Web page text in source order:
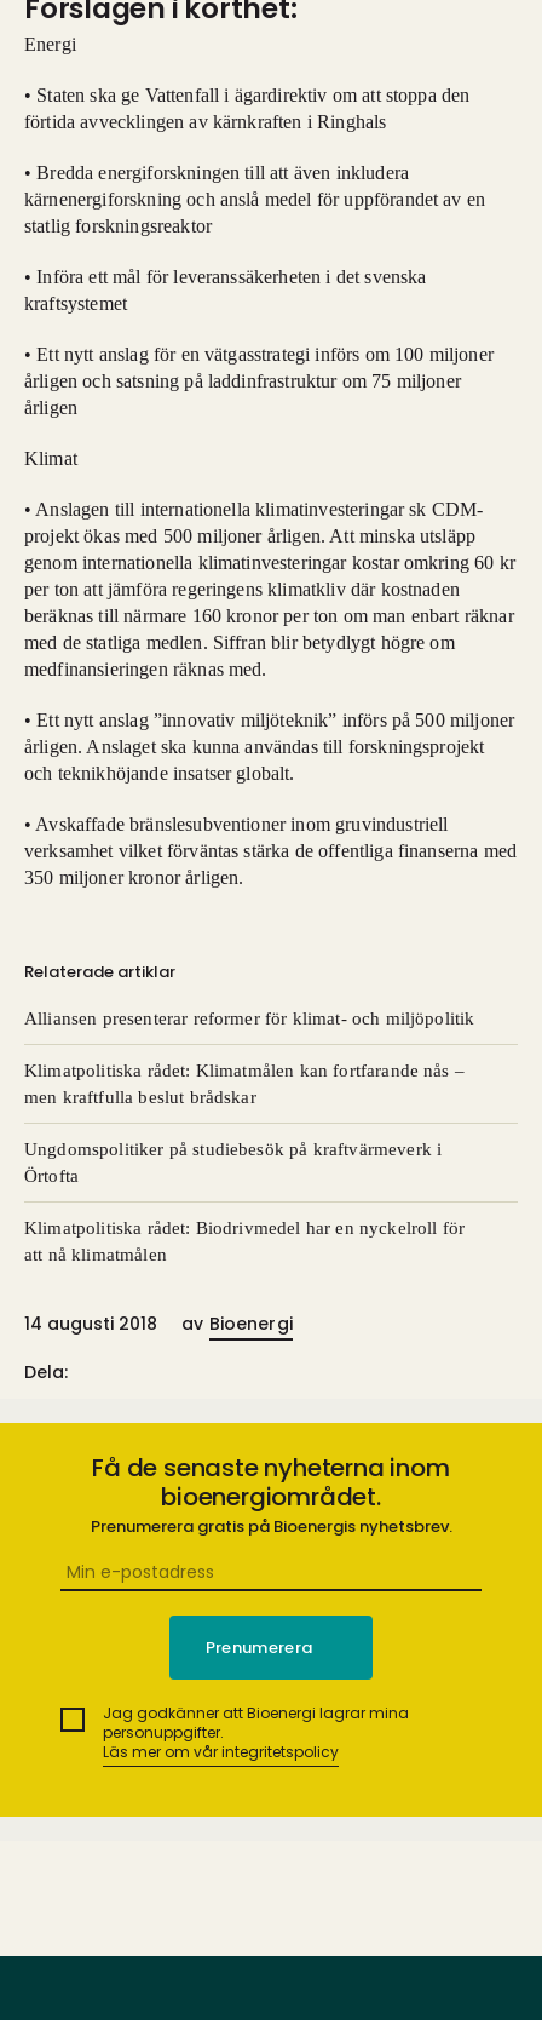
Förslagen i korthet:
Energi
• Staten ska ge Vattenfall i ägardirektiv om att stoppa den
förtida avvecklingen av kärnkraften i Ringhals
• Bredda energiforskningen till att även inkludera
kärnenergiforskning och anslå medel för uppförandet av en
statlig forskningsreaktor
• Införa ett mål för leveranssäkerheten i det svenska
kraftsystemet
• Ett nytt anslag för en vätgasstrategi införs om 100 miljoner
årligen och satsning på laddinfrastruktur om 75 miljoner
årligen
Klimat
• Anslagen till internationella klimatinvesteringar sk CDM-
projekt ökas med 500 miljoner årligen. Att minska utsläpp
genom internationella klimatinvesteringar kostar omkring 60 kr
per ton att jämföra regeringens klimatkliv där kostnaden
beräknas till närmare 160 kronor per ton om man enbart räknar
med de statliga medlen. Siffran blir betydlygt högre om
medfinansieringen räknas med.
• Ett nytt anslag ”innovativ miljöteknik” införs på 500 miljoner
årligen. Anslaget ska kunna användas till forskningsprojekt
och teknikhöjande insatser globalt.
• Avskaffade bränslesubventioner inom gruvindustriell
verksamhet vilket förväntas stärka de offentliga finanserna med
350 miljoner kronor årligen.
Relaterade artiklar
Alliansen presenterar reformer för klimat- och miljöpolitik
Klimatpolitiska rådet: Klimatmålen kan fortfarande nås –
men kraftfulla beslut brådskar
Ungdomspolitiker på studiebesök på kraftvärmeverk i
Örtofta
Klimatpolitiska rådet: Biodrivmedel har en nyckelroll för
att nå klimatmålen
14 augusti 2018 av Bioenergi
Dela:
Få de senaste nyheterna inom
bioenergiområdet.
Prenumerera gratis på Bioenergis nyhetsbrev.
Jag godkänner att Bioenergi lagrar mina
personuppgifter.
Läs mer om vår integritetspolicy